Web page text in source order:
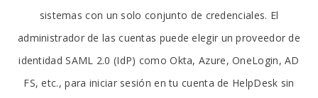
sistemas con un solo conjunto de credenciales. El
administrador de las cuentas puede elegir un proveedor de
identidad SAML 2.0 (IdP) como Okta, Azure, OneLogin, AD
FS, etc., para iniciar sesión en tu cuenta de HelpDesk sin